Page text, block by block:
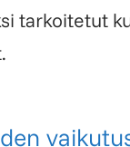
tarkoitetut